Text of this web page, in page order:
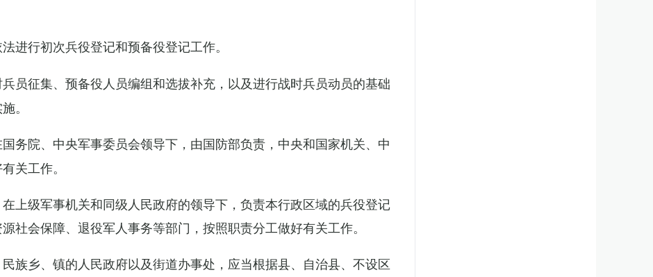
进行初次兵役登记和预备役登记工作。
员征集、预备役人员编组和选拔补充，以及进行战时兵员动员的基础
。
务院、中央军事委员会领导下，由国防部负责，中央和国家机关、中
关工作。
上级军事机关和同级人民政府的领导下，负责本行政区域的兵役登记
社会保障、退役军人事务等部门，按照职责分工做好有关工作。
族乡、镇的人民政府以及街道办事处，应当根据县、自治县、不设区